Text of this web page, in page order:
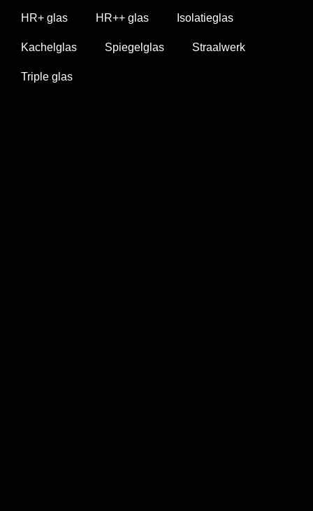
HR+ glas HR++ glas Isolatieglas
Kachelglas Spiegelglas Straalwerk
Triple glas